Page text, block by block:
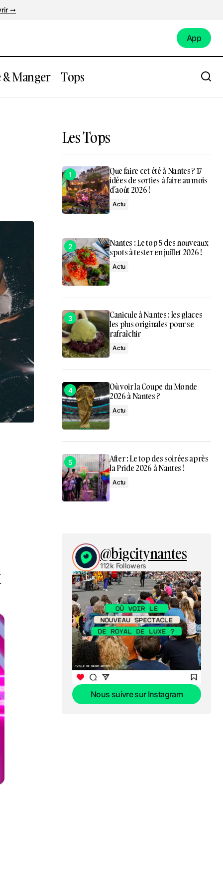
➞
App
Manger Tops
Les Tops
Que faire cet été à Nantes ? 17
idées de sorties à faire au mois
d’août 2026 !
Actu
Nantes : Le top 5 des nouveaux
spots à tester en juillet 2026 !
Actu
Canicule à Nantes : les glaces
les plus originales pour se
rafraîchir
Actu
Où voir la Coupe du Monde
2026 à Nantes ?
Actu
After : Le top des soirées après
la Pride 2026 à Nantes !
Actu
@bigcitynantes
112k Followers
Nous suivre sur Instagram